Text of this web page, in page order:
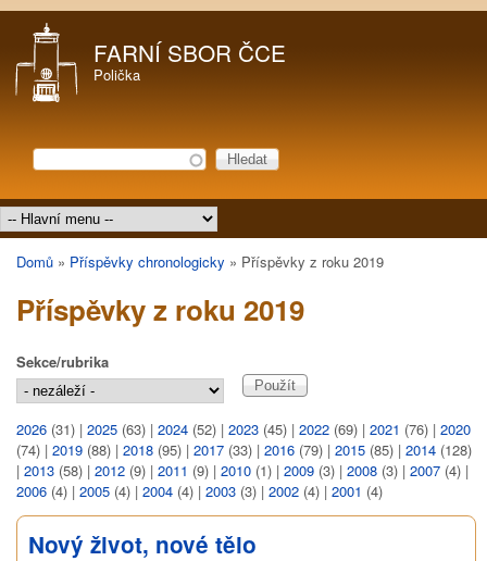
FARNÍ SBOR ČCE
Polička
Vyhledávání
Hledat
Hlavní menu
Jste zde
Domů » Příspěvky chronologicky » Příspěvky z roku 2019
Příspěvky z roku 2019
Sekce/rubrika
2026 (31) | 2025 (63) | 2024 (52) | 2023 (45) | 2022 (69) | 2021 (76) | 2020
(74) | 2019 (88) | 2018 (95) | 2017 (33) | 2016 (79) | 2015 (85) | 2014 (128)
| 2013 (58) | 2012 (9) | 2011 (9) | 2010 (1) | 2009 (3) | 2008 (3) | 2007 (4) |
2006 (4) | 2005 (4) | 2004 (4) | 2003 (3) | 2002 (4) | 2001 (4)
Nový život, nové tělo